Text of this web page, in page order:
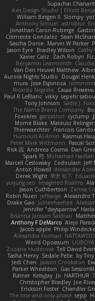
Supachai
Axis Design Studio | Elliott
William Bergen II Slompy
Anthony Simuel astroblur
Jonathan Caron-Roberge Gaston
Clemente Gonzalez Sean
Sascha Donie Marvin W Parker
Jason Eyre Bradley Wilson Cathy
Xavier Caliz
Zach Robyn
Benjamin Learmonth
Van Den Heuvel Matthew
Aurora Nights Studio
Dougal
mura Jose Espinoza
Ricardo Negrete Саша Ячмень
Paul R LeBlanc vikky sepehr
Tony Johnson Sadie J. Foxx
The Name Brand Company
Foxokles garzatron cyclump
Mornè Blake Mateusz Relinger
Thierwaechter Francois
Humoud Al-Amiri Rasmus
Peter Mark Wittmann Pascal
Risk 📀 Andreea Cosma Dan
Spark PJ Mohamad Hadlah
Marcell Ceslowsky Cedoulain Jeff
Anton Howell Alexander
Derek Wight 幸史 松下
yuijung seo
Imagined Realms
Jason Cuthbertson Zerina
Robin Nuen jeffsarge Alexandro
Drake Gao Julileeheehee
Jennifer "daysparrow"
Brianna Janssen Saldivar
Anthony F DeMarco Alejo
Jacob apple Philip
Alexandra Forman
Weird Oposssum
Zuzana Hudecova Tell David
Tasha Henry Sedale Pelle by Tiny
Jedi Chen
Jaxson Crookston
Parker Wheeldon
Gas
Ratner KelsyJay Jo HARTHUR
Christopher Bradley Joe
Erickson Foster Chandler
The one and only phase sepp